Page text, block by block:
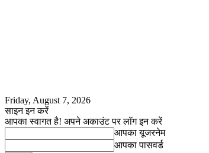
Friday, August 7, 2026
साइन इन करें
आपका स्वागत है! अपने अकाउंट पर लॉग इन करें
आपका यूजरनेम
आपका पासवर्ड